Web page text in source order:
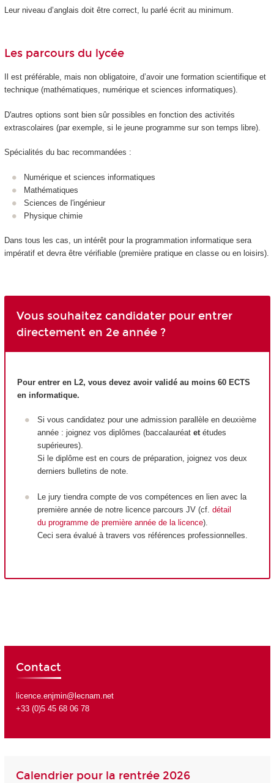
Leur niveau d’anglais doit être correct, lu parlé écrit au minimum.
Les parcours du lycée
Il est préférable, mais non obligatoire, d’avoir une formation scientifique et
technique (mathématiques, numérique et sciences informatiques).
D'autres options sont bien sûr possibles en fonction des activités
extrascolaires (par exemple, si le jeune programme sur son temps libre).
Spécialités du bac recommandées :
Numérique et sciences informatiques
Mathématiques
Sciences de l'ingénieur
Physique chimie
Dans tous les cas, un intérêt pour la programmation informatique sera
impératif et devra être vérifiable (première pratique en classe ou en loisirs).
Vous souhaitez candidater pour entrer
directement en 2e année ?
Pour entrer en L2, vous devez avoir validé au moins 60 ECTS
en informatique.
Si vous candidatez pour une admission parallèle en deuxième
année : joignez vos diplômes (baccalauréat etétudes
supérieures).
Si le diplôme est en cours de préparation, joignez vos deux
derniers bulletins de note.
Le jury tiendra compte de vos compétences en lien avec la
première année de notre licence parcours JV (cf. détail
du programme de première année de la licence).
Ceci sera évalué à travers vos références professionnelles.
Contact
licence.enjmin@lecnam.net
+33 (0)5 45 68 06 78
Calendrier pour la rentrée 2026